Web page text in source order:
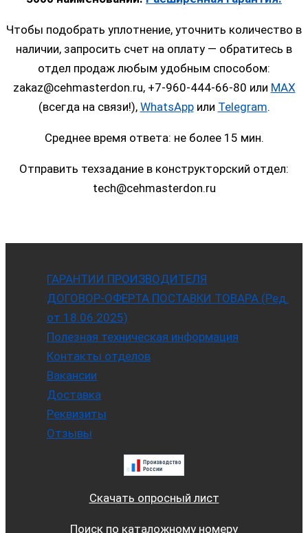
Чтобы подобрать уплотнение, уточнить количество в
наличии, запросить счет на оплату — обратитесь в
отдел продаж любым удобным способом:
zakaz@cehmasterdon.ru, +7-960-444-66-80 или MAX
(всегда на связи!), WhatsAppили Telegram.
Среднее время ответа: не более 15 мин.
Отправить техзадание в конструкторский отдел:
tech@cehmasterdon.ru
ГАРАНТИИ ПРОИЗВОДИТЕЛЯ
ДОГОВОР-ОФЕРТА ПОСТАВКИ ТОВАРА (Ред.
от 18.06.2025)
Полезная техническая информация
Контакты отделов
Вакансии
Доставка
Реквизиты
Отзывы
Скачать опросный лист
Поиск по каталожному номеру